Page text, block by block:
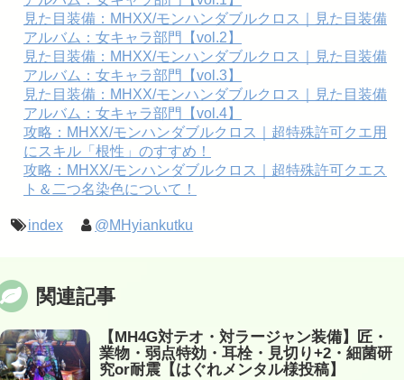
見た目装備：MHXX/モンハンダブルクロス｜見た目装備
アルバム：女キャラ部門【vol.2】
見た目装備：MHXX/モンハンダブルクロス｜見た目装備
アルバム：女キャラ部門【vol.3】
見た目装備：MHXX/モンハンダブルクロス｜見た目装備
アルバム：女キャラ部門【vol.4】
攻略：MHXX/モンハンダブルクロス｜超特殊許可クエ用
にスキル「根性」のすすめ！
攻略：MHXX/モンハンダブルクロス｜超特殊許可クエス
ト＆二つ名染色について！
index @MHyiankutku
関連記事
【MH4G対テオ・対ラージャン装備】匠・
業物・弱点特効・耳栓・見切り+2・細菌研
究or耐震【はぐれメンタル様投稿】